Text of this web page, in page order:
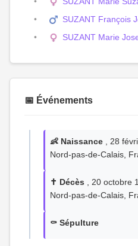
SUZANT François
SUZANT Marie
📅 Événements
👶 Naissance , 28
Nord-pas-de-Calais,
✝️ Décès , 20 octobre
Nord-pas-de-Calais,
⚰️ Sépulture